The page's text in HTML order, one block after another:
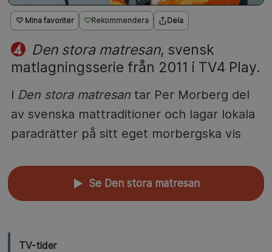
♡ Mina favoriter Rekommendera Dela
Den stora matresan, svensk
matlagningsserie från 2011 i TV4 Play.
I Den stora matresantar Per Morberg del
av svenska mattraditioner och lagar lokala
paradrätter på sitt eget morbergska vis
▲ Se Den stora matresan
TV-tider